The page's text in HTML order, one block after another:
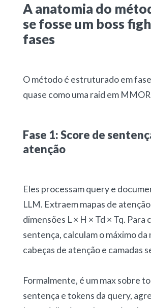
A anatomia do
se fosse um boss
fases
O método é estruturado em
quase como uma raid em
Fase 1: Score de
atenção
Eles processam query e
LLM. Extraem mapas de
dimensões L × H × Td × Tq. Para
sentença, calculam o máximo da
cabeças de atenção e camadas
Formalmente, é um max sobre
sentença e tokens da query,